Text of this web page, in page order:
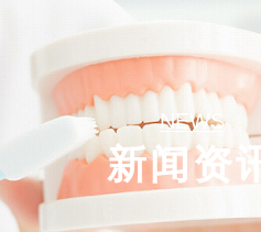
NEWS
新闻资